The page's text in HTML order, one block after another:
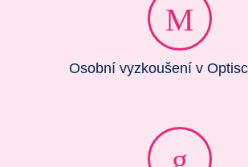
Osobní vyzkoušení v